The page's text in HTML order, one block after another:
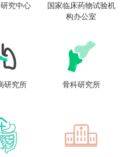
究中心
国家临床药物试验机
构办公室
研究所 骨科研究所